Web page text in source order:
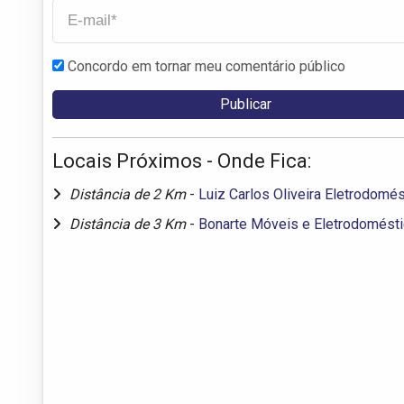
Concordo em tornar meu comentário público
Locais Próximos - Onde Fica:
Distância de 2 Km - Luiz Carlos Oliveira
Distância de 3 Km - Bonarte Móveis e